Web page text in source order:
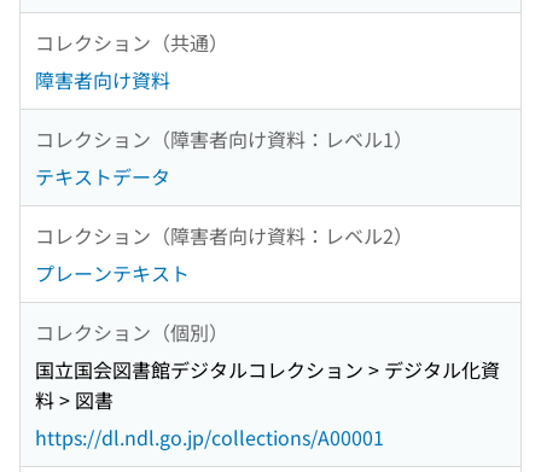
コレクション（共通）
障害者向け資料
コレクション（障害者向け資料：レベル1）
テキストデータ
コレクション（障害者向け資料：レベル2）
プレーンテキスト
コレクション（個別）
国立国会図書館デジタルコレクション > デジタル化資
料 > 図書
https://dl.ndl.go.jp/collections/A00001